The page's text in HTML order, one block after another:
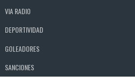
VIA RADIO
DEPORTIVIDAD
GOLEADORES
SANCIONES